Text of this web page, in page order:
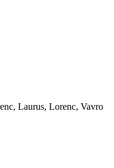
Laurus, Lorenc, Vavro